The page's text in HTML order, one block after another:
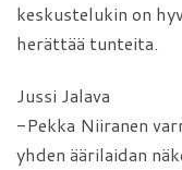
keskustelukin on
herättää tunteita.
Jussi Jalava
-Pekka Niiranen
yhden äärilaidan